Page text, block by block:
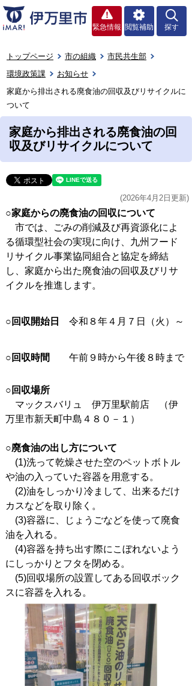
緊急情報 閲覧補助 探す
トップページ 市の組織
市民共生部
環境政策課
お知らせ
家庭から排出される廃食油の回収及びリサイクルに
ついて
家庭から排出される廃食油の回
収及びリサイクルについて
(2026年4月2日更新)
○家庭からの廃食油の回収について
市では、ごみの削減及び再資源化によ
る循環型社会の実現に向け、九州フード
リサイクル事業協同組合と協定を締結
し、家庭から出た廃食油の回収及びリサ
イクルを推進します。
○回収開始日 令和８年４月７日（火）～
○回収時間 午前９時から午後８時まで
○回収場所
マックスバリュ 伊万里駅前店 （伊
万里市新天町中島４８０－１）
○廃食油の出し方について
(1)洗って乾燥させた空のペットボトル
や油の入っていた容器を用意する。
(2)油をしっかり冷まして、出来るだけ
カスなどを取り除く。
(3)容器に、じょうごなどを使って廃食
油を入れる。
(4)容器を持ち出す際にこぼれないよう
にしっかりとフタを閉める。
(5)回収場所の設置してある回収ボック
スに容器を入れる。